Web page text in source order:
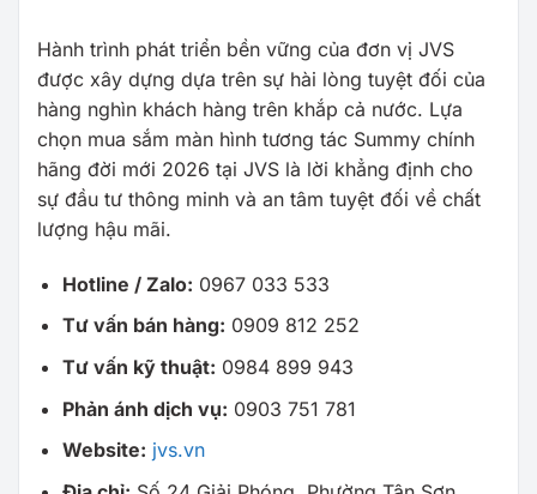
Hành trình phát triển bền vững của đơn vị JVS
được xây dựng dựa trên sự hài lòng tuyệt đối của
hàng nghìn khách hàng trên khắp cả nước. Lựa
chọn mua sắm màn hình tương tác Summy chính
hãng đời mới 2026 tại JVS là lời khẳng định cho
sự đầu tư thông minh và an tâm tuyệt đối về chất
lượng hậu mãi.
Hotline / Zalo: 0967 033 533
Tư vấn bán hàng: 0909 812 252
Tư vấn kỹ thuật: 0984 899 943
Phản ánh dịch vụ: 0903 751 781
Website: jvs.vn